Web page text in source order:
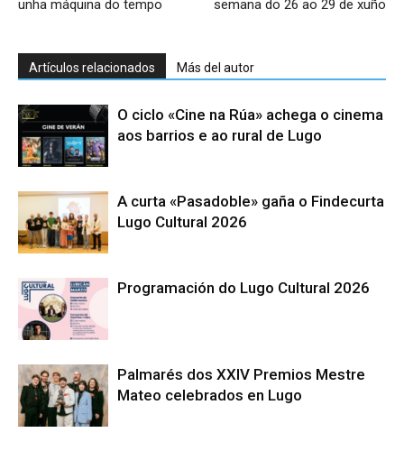
unha máquina do tempo semana do 26 ao 29 de xuño
Artículos relacionados Más del autor
O ciclo «Cine na Rúa» achega o cinema
aos barrios e ao rural de Lugo
A curta «Pasadoble» gaña o Findecurta
Lugo Cultural 2026
Programación do Lugo Cultural 2026
Palmarés dos XXIV Premios Mestre
Mateo celebrados en Lugo